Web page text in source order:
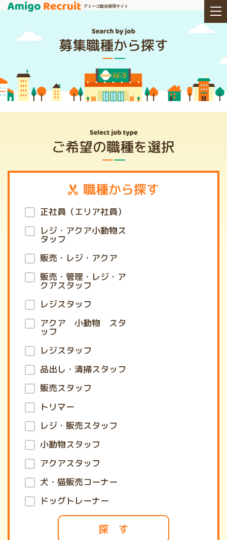
アミーゴ総合採用サイト
募集職種から探す
ご希望の職種を選択
職種から探す
正社員（エリア社員）
レジ・アクア小動物ス
タッフ
販売・レジ・アクア
販売・管理・レジ・ア
クアスタッフ
レジスタッフ
アクア 小動物 スタ
ッフ
レジスタッフ
品出し・清掃スタッフ
販売スタッフ
トリマー
レジ・販売スタッフ
小動物スタッフ
アクアスタッフ
犬・猫販売コーナー
ドッグトレーナー
探 す